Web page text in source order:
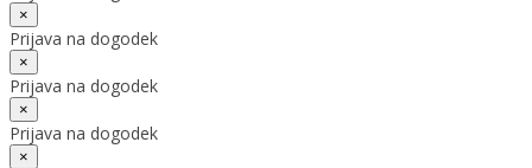
×
Prijava na dogodek
×
Prijava na dogodek
×
Prijava na dogodek
×